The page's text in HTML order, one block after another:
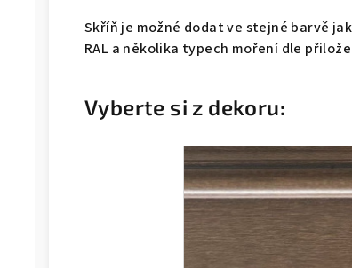
Skříň je možné dodat ve stejné barvě
RAL a několika typech moření dle
Vyberte si z dekoru: